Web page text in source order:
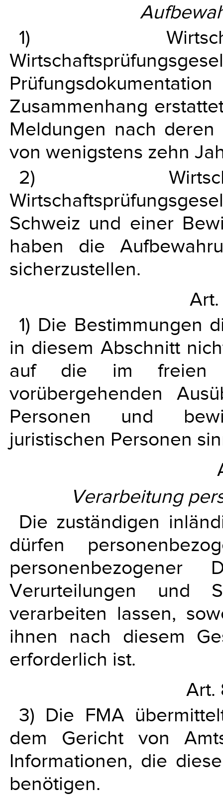
1)
Zusammenhang
Meldungen nach
von wenigstens zehn
2)
Schweiz und einer
haben die
sicherzustellen.
Art.
1) Die Bestimmungen
in diesem Abschnitt
auf die im freien
vorübergehenden
Personen und
juristischen Personen
Verarbeitung
Die zuständigen
dürfen
personenbezogener
Verurteilungen und
verarbeiten lassen,
ihnen nach diesem
erforderlich ist.
Art.
3) Die FMA
dem Gericht von
Informationen, die
benötigen.